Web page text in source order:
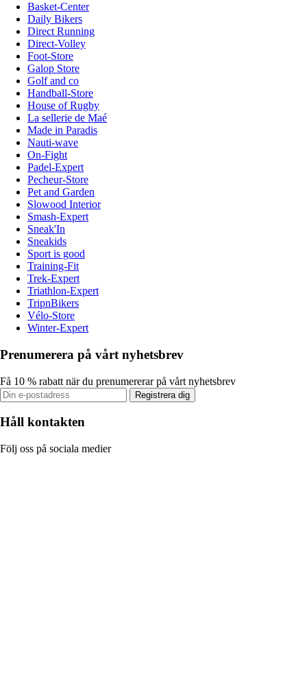
Basket-Center
Daily Bikers
Direct Running
Direct-Volley
Foot-Store
Galop Store
Golf and co
Handball-Store
House of Rugby
La sellerie de Maé
Made in Paradis
Nauti-wave
On-Fight
Padel-Expert
Pecheur-Store
Pet and Garden
Slowood Interior
Smash-Expert
Sneak'In
Sneakids
Sport is good
Training-Fit
Trek-Expert
Triathlon-Expert
TripnBikers
Vélo-Store
Winter-Expert
Prenumerera på vårt nyhetsbrev
Få 10 % rabatt när du prenumererar på vårt nyhetsbrev
Registrera dig
Håll kontakten
Följ oss på sociala medier